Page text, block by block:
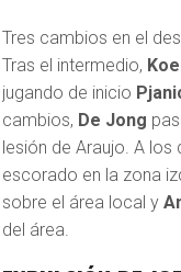
Tres cambios en el
Tras el intermedio,
jugando de inicio
cambios, De Jong
lesión de Araujo. A los
escorado en la zona
sobre el área local y
del área.